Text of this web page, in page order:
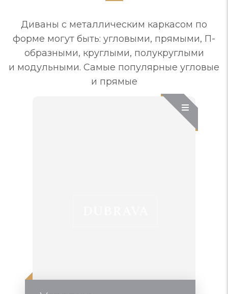
Диваны с металлическим каркасом по
форме могут быть: угловыми, прямыми, П-
образными, круглыми, полукруглыми
и модульными. Самые популярные угловые
и прямые